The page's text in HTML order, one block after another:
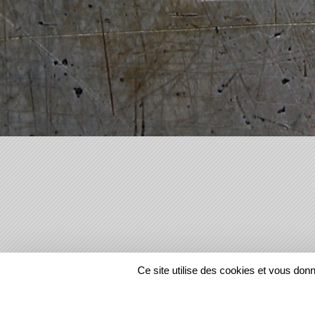
REGIONS
Ce site utilise des cookies et vous